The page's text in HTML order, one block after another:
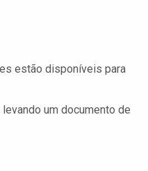
estão disponíveis para
um documento de